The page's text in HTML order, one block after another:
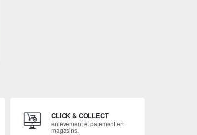
CLICK & COLLECT
enlèvement et paiement en
magasins.